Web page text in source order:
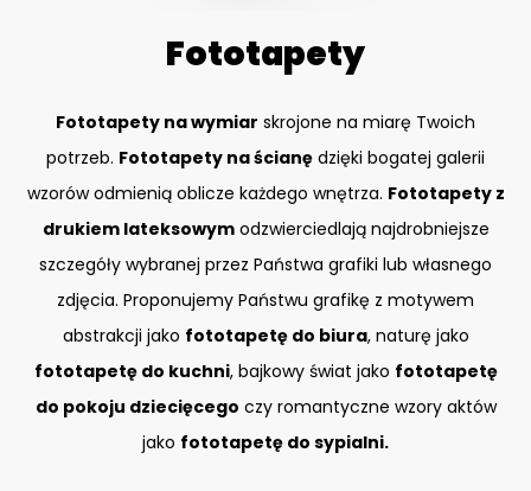
Fototapety
Fototapety na wymiar skrojone na miarę Twoich
potrzeb. Fototapety na ścianę dzięki bogatej galerii
wzorów odmienią oblicze każdego wnętrza. Fototapety z
drukiem lateksowymodzwierciedlają najdrobniejsze
szczegóły wybranej przez Państwa grafiki lub własnego
zdjęcia. Proponujemy Państwu grafikę z motywem
abstrakcji jako fototapetę do biura, naturę jako
fototapetę do kuchni, bajkowy świat jako fototapetę
do pokoju dziecięcego czy romantyczne wzory aktów
jako fototapetę do sypialni.